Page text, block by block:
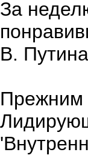
За
В.
Прежним